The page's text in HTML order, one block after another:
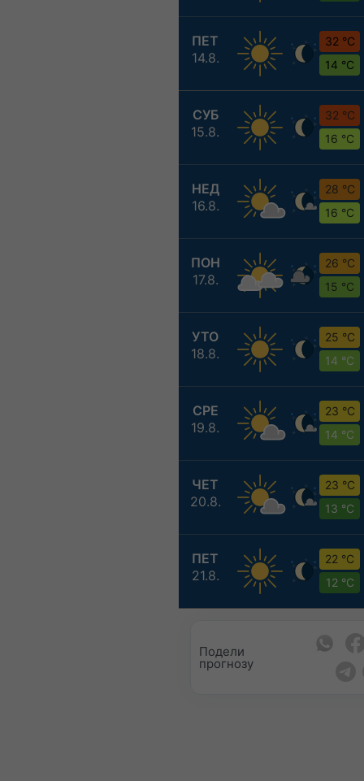
ПЕТ
14.8.
32 °C
14 °C
СУБ
15.8.
32 °C
16 °C
НЕД
16.8.
28 °C
16 °C
ПОН
17.8.
26 °C
15 °C
УТО
18.8.
25 °C
14 °C
СРЕ
19.8.
23 °C
14 °C
ЧЕТ
20.8.
23 °C
13 °C
ПЕТ
21.8.
22 °C
12 °C
Подели
прогнозу